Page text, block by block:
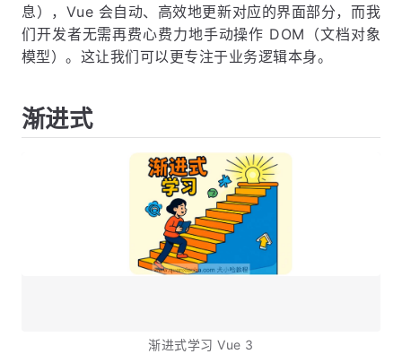
息），Vue 会自动、高效地更新对应的界面部分，而我
们开发者无需再费心费力地手动操作 DOM（文档对象
模型）。这让我们可以更专注于业务逻辑本身。
渐进式
渐进式学习 Vue 3